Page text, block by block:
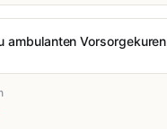
ambulanten Vorsorgekuren